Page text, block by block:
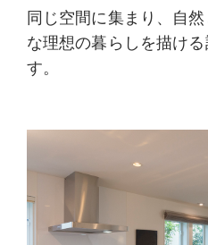
同じ空間に集まり、自
な理想の暮らしを描け
す。